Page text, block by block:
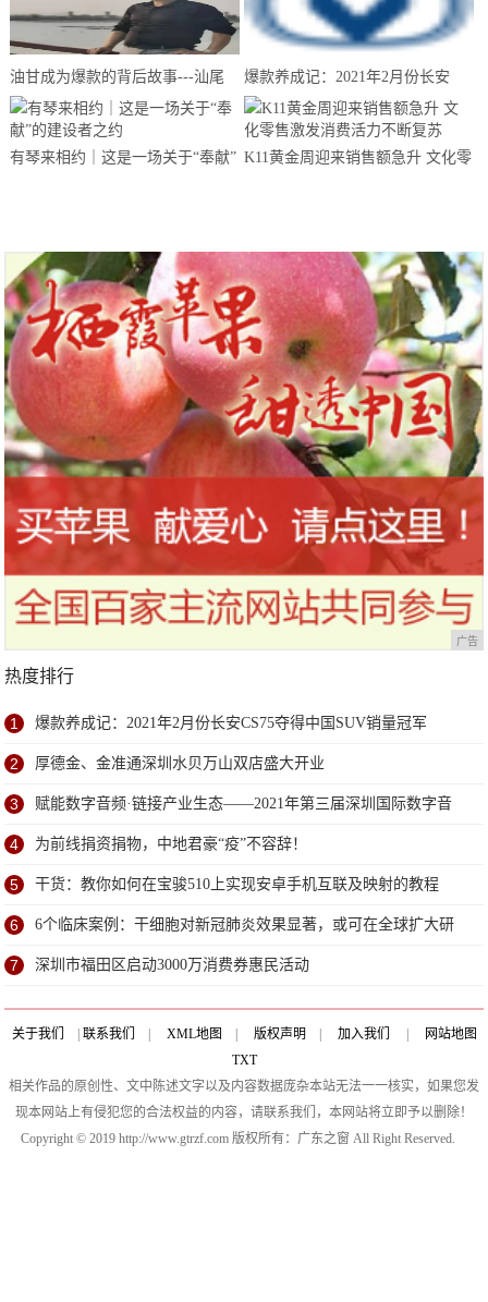
油甘成为爆款的背后故事---汕尾
南果农业带你来揭晓
爆款养成记：2021年2月份长安
CS75夺得中国SUV销量冠军
有琴来相约｜这是一场关于“奉献” K11黄金周迎来销售额急升 文化零
广告
热度排行
1 爆款养成记：2021年2月份长安CS75夺得中国SUV销量冠军
2 厚德金、金准通深圳水贝万山双店盛大开业
3 赋能数字音频·链接产业生态——2021年第三届深圳国际数字音
频产业展6月深圳盛大开幕
4 为前线捐资捐物，中地君豪“疫”不容辞！
5 干货：教你如何在宝骏510上实现安卓手机互联及映射的教程
6 6个临床案例：干细胞对新冠肺炎效果显著，或可在全球扩大研
究
7 深圳市福田区启动3000万消费券惠民活动
关于我们 联系我们 XML地图 版权声明 加入我们
网站地图
TXT
相关作品的原创性、文中陈述文字以及内容数据庞杂本站无法一一核实，如果您发
现本网站上有侵犯您的合法权益的内容，请联系我们，本网站将立即予以删除！
Copyright © 2019 http://www.gtrzf.com 版权所有：广东之窗 All Right Reserved.